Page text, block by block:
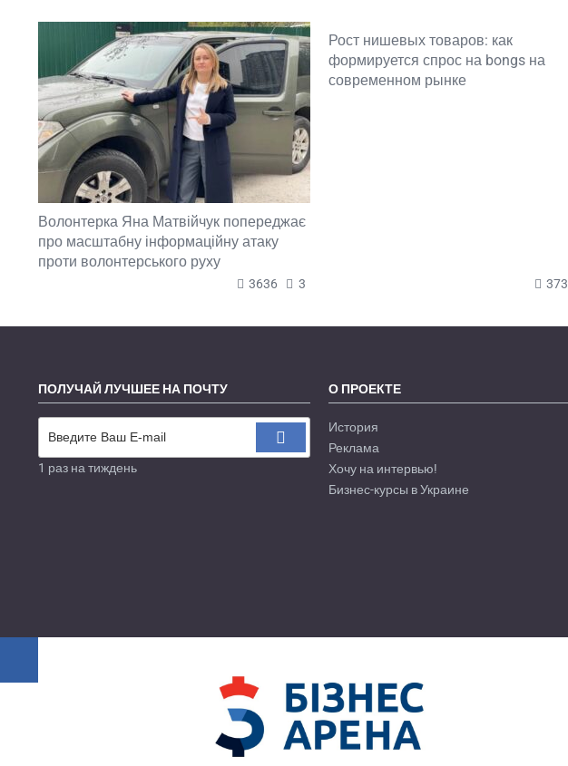
Волонтерка Яна Матвійчук попереджає
про масштабну інформаційну атаку
проти волонтерського руху
3636 3
Рост нишевых товаров: как
формируется спрос на bongs на
современном рынке
373
ПОЛУЧАЙ ЛУЧШЕЕ НА ПОЧТУ
1 раз на тиждень
О ПРОЕКТЕ
История
Реклама
Хочу на интервью!
Бизнес-курсы в Украине